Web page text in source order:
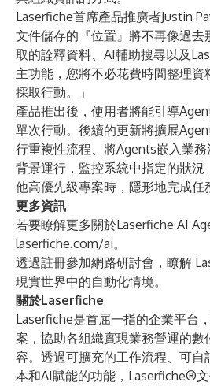
Laserfiche首席產品推廣者Justin
文件儲存的『位置』將不再像過去
取的詮釋資料、AI輔助搜尋以及
主功能，您將不必花費時間整理
採取行動。」
產品推出後，使用者將能引導
單次行動。後續的更新將擴展
行重複性流程、將Agents嵌入業
背景運行，監控系統中指定的狀況
他高優先級專案時，隱形地完成任
更多資訊
若要瞭解更多關於Laserfiche AI
laserfiche.com/ai。
透過註冊參加網路研討會 ，瞭解
現實世界中的自動化情境。
關於Laserfiche
Laserfiche是首屈一指的企業平台
案，協助各組織實現業務營運的數
容。透過可擴充的工作流程、可自
本和AI賦能的功能，Laserfiche®